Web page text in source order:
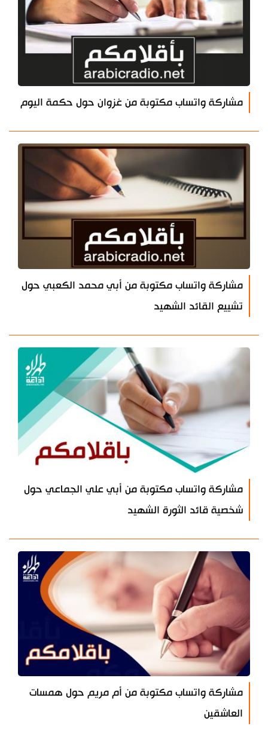
مشاركة واتساب مكتوبة من غزوان حول حكمة اليوم
مشاركة واتساب مكتوبة من أبي محمد الكعبي حول
تشييع القائد الشهيد
مشاركة واتساب مكتوبة من أبي علي الجماعي حول
شخصية قائد الثورة الشهيد
مشاركة واتساب مكتوبة من أم مريم حول همسات
العاشقين